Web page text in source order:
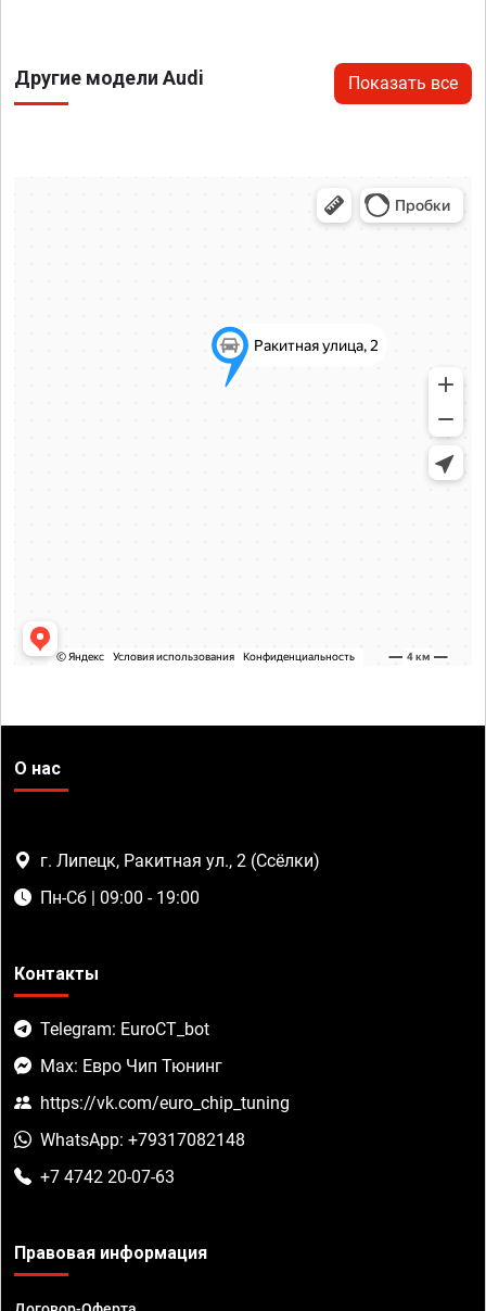
Другие модели Audi Показать все
О нас
г. Липецк, Ракитная ул., 2 (Ссёлки)
Пн-Сб | 09:00 - 19:00
Контакты
Telegram: EuroCT_bot
Max: Евро Чип Тюнинг
https://vk.com/euro_chip_tuning
WhatsApp: +79317082148
+7 4742 20-07-63
Правовая информация